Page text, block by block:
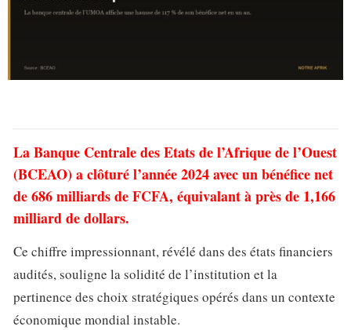
La Banque Centrale des Etats de l’Afrique de l’Ouest
(BCEAO) a clôturé l’année 2024 avec un bénéfice net
de 686 milliards de FCFA, équivalant à près de 1,166
milliard de dollars.
Ce chiffre impressionnant, révélé dans des états financiers
audités, souligne la solidité de l’institution et la
pertinence des choix stratégiques opérés dans un contexte
économique mondial instable.